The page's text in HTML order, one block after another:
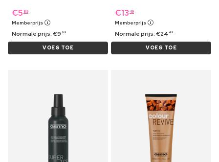
€5 89
Memberprijs
Normale prijs:€9 99
VOEG TOE
€13 49
Memberprijs
Normale prijs:€24 49
VOEG TOE